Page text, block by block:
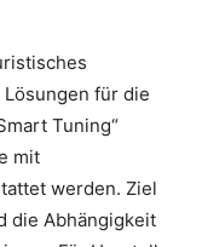
für die
Tuning“
mit
werden. Ziel
die Abhängigkeit